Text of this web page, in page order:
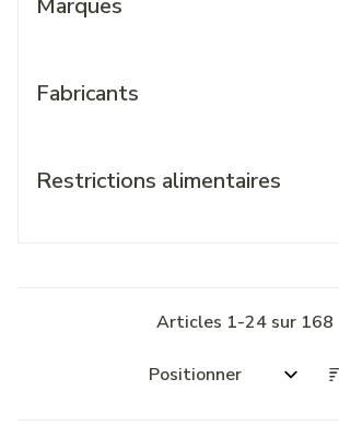
Marques
Fabricants
Restrictions alimentaires
Articles 1-24 sur 168
Trier par: